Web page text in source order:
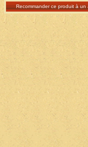
Recommander ce produit à un